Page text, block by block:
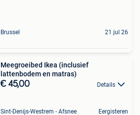
Brussel 21 jul 26
Meegroeibed Ikea (inclusief
lattenbodem en matras)
€ 45,00 Details
Sint-Denijs-Westrem - Afsnee Eergisteren